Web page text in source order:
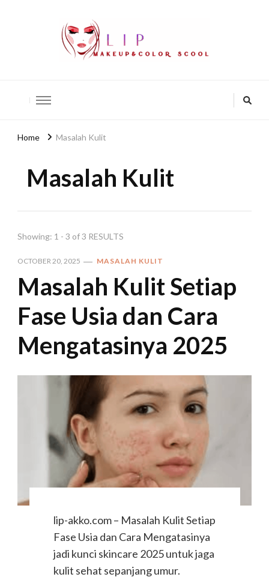
Home Masalah Kulit
Masalah Kulit
Showing: 1 - 3 of 3 RESULTS
OCTOBER 20, 2025 MASALAH KULIT
Masalah Kulit Setiap
Fase Usia dan Cara
Mengatasinya 2025
lip-akko.com – Masalah Kulit Setiap
Fase Usia dan Cara Mengatasinya
jadi kunci skincare 2025 untuk jaga
kulit sehat sepanjang umur.